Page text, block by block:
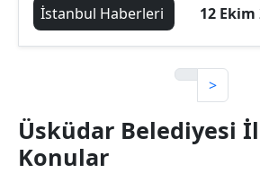
İstanbul Haberleri
12 Ekim
>
Üsküdar Belediyesi
Konular